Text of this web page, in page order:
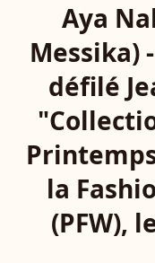
Aya
Messika)
défilé
la
(PFW),